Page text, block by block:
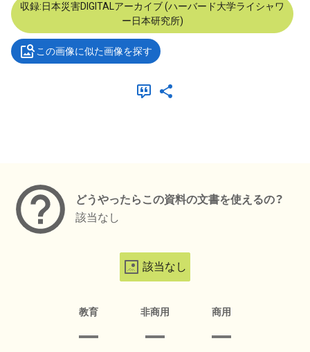
収録:日本災害DIGITALアーカイブ (ハーバード大学ライシャワ
ー日本研究所)
この画像に似た画像を探す
どうやったらこの資料の文書を使えるの？
該当なし
該当なし
教育 非商用 商用